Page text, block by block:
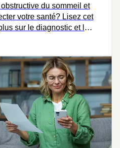
du sommeil et
votre santé? Lisez cet
sur le diagnostic et le